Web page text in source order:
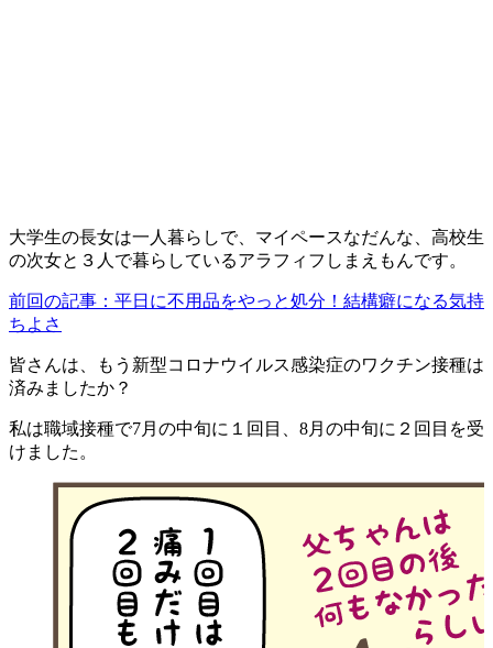
大学生の長女は一人暮らしで、マイペースなだんな、高校生
の次女と３人で暮らしているアラフィフしまえもんです。
前回の記事：平日に不用品をやっと処分！結構癖になる気持
ちよさ
皆さんは、もう新型コロナウイルス感染症のワクチン接種は
済みましたか？
私は職域接種で7月の中旬に１回目、8月の中旬に２回目を受
けました。